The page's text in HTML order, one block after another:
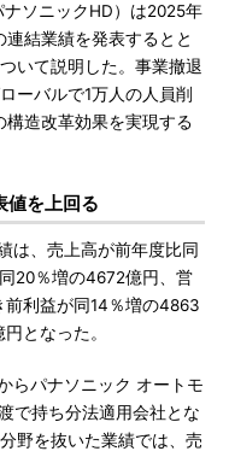
ソニックHD）は2025年
結業績を発表するとと
いて説明した。事業撤退
ーバルで1万人の人員削
造改革効果を実現する
を上回る
は、売上高が前年度比同
20％増の4672億円、営
利益が同14％増の4863
となった。
らパナソニック オートモ
で持ち分法適用会社とな
野を抜いた業績では、売